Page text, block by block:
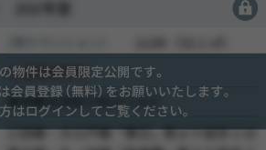
新耐震基準物件☆ これからも長く安心して暮らすこ
るのが◎ 春日・白山が最寄りとなり、 スーパーやコ
ンビニなどあると嬉しい施設も揃っています。 気に
なった方はお気軽にご連絡ください。 お問い合わせ
お待ちしております。
詳細を見る
会員限定
会員限定
-